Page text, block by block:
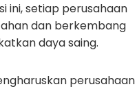
ini, setiap perusahaan
dan berkembang
daya saing.
perusahaan